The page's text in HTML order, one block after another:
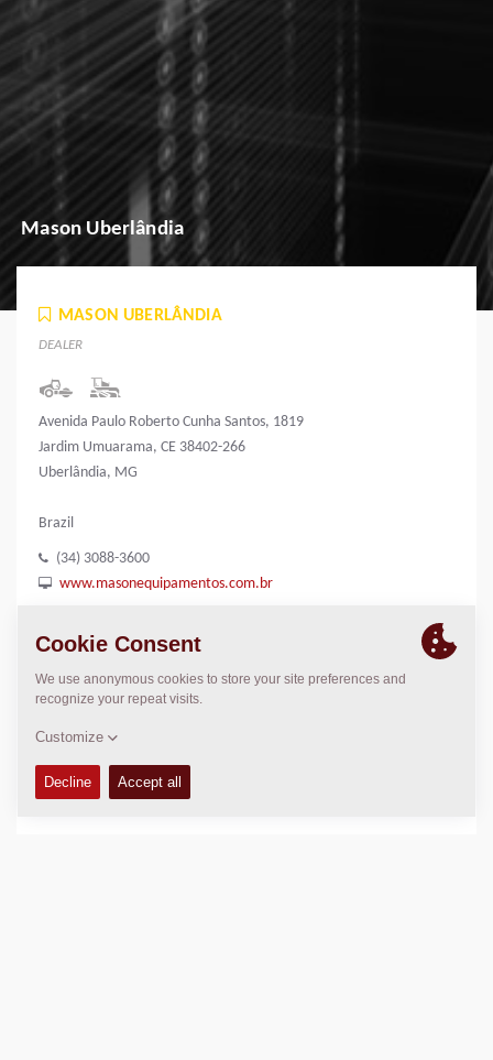
Mason Uberlândia
MASON UBERLÂNDIA
DEALER
Avenida Paulo Roberto Cunha Santos, 1819
Jardim Umuarama, CE 38402-266
Uberlândia, MG
Brazil
(34) 3088-3600
www.masonequipamentos.com.br
LOCATION
>Directions